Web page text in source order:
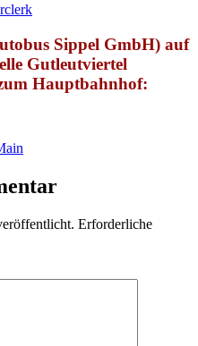
Sippel GmbH) auf
Gutleutviertel
Hauptbahnhof:
Erforderliche